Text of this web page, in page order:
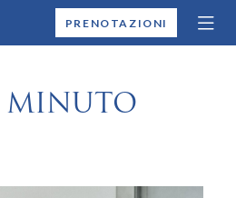
PRENOTAZIONI
MINUTO